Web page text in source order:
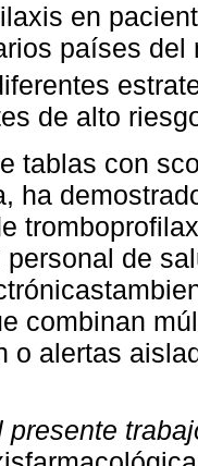
en
países del
de alto
tablas con
ha
de
combinan
o alertas
presente